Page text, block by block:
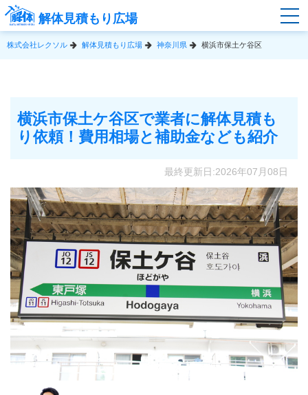
解体見積もり広場
株式会社レクソル 解体見積もり広場 神奈川県 横浜市保土ケ谷区
横浜市保土ケ谷区で業者に解体見積も
り依頼！費用相場と補助金なども紹介
最終更新日:2026年07月08日